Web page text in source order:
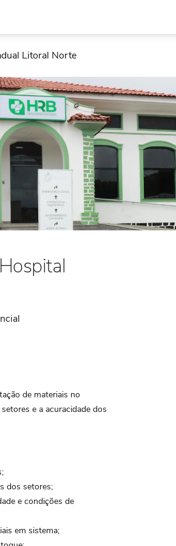
Litoral Norte
de materiais no
e a acuracidade dos
dos setores;
e condições de
em sistema;